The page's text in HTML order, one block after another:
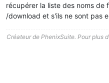
récupérer la liste des noms de
/download et s'ils ne sont pas
Créateur de PhenixSuite. Pour plus